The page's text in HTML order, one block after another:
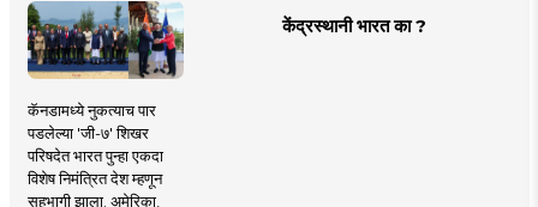
केंद्रस्थानी भारत का ?
कॅनडामध्ये नुकत्याच पार
पडलेल्या 'जी-७' शिखर
परिषदेत भारत पुन्हा एकदा
विशेष निमंत्रित देश म्हणून
सहभागी झाला. अमेरिका,